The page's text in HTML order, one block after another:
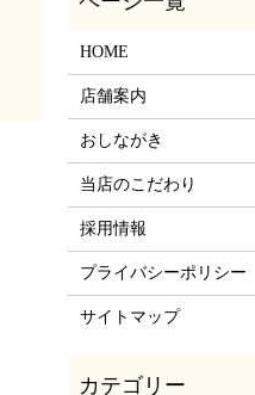
HOME
店舗案内
おしながき
当店のこだわり
採用情報
プライバシーポリシー
サイトマップ